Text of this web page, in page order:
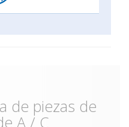
de piezas de
A / C